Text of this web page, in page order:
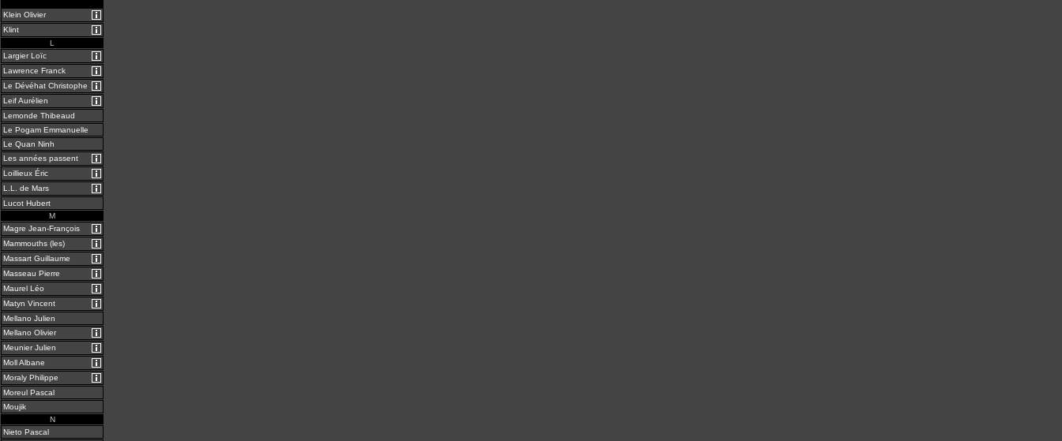
Klein Olivier
Klint
L
Largier Loïc
Lawrence Franck
Le Dévéhat Christophe
Leif Aurélien
Lemonde Thibeaud
Le Pogam Emmanuelle
Le Quan Ninh
Les années passent
Loillieux Éric
L.L. de Mars
Lucot Hubert
M
Magre Jean-François
Mammouths (les)
Massart Guillaume
Masseau Pierre
Maurel Léo
Matyn Vincent
Mellano Julien
Mellano Olivier
Meunier Julien
Moll Albane
Moraly Philippe
Moreul Pascal
Moujik
N
Nieto Pascal